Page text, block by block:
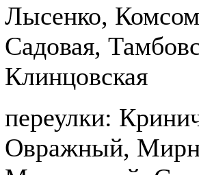
Лысенко,
Садовая,
Клинцовская
переулки:
Овражный,